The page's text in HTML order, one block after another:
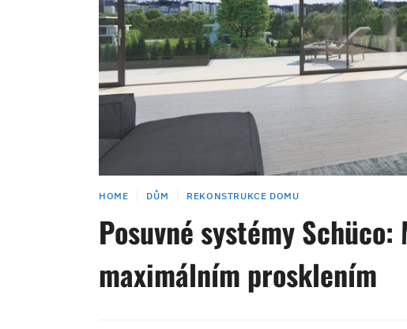
HOME DŮM REKONSTRUKCE DOMU
Posuvné systémy
maximálním prosklením